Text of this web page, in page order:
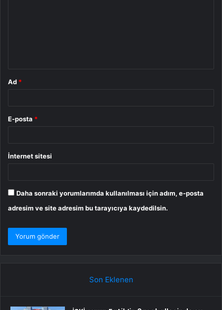
Ad *
E-posta *
İnternet sitesi
Daha sonraki yorumlarımda kullanılması için adım, e-posta
adresim ve site adresim bu tarayıcıya kaydedilsin.
Son Eklenen